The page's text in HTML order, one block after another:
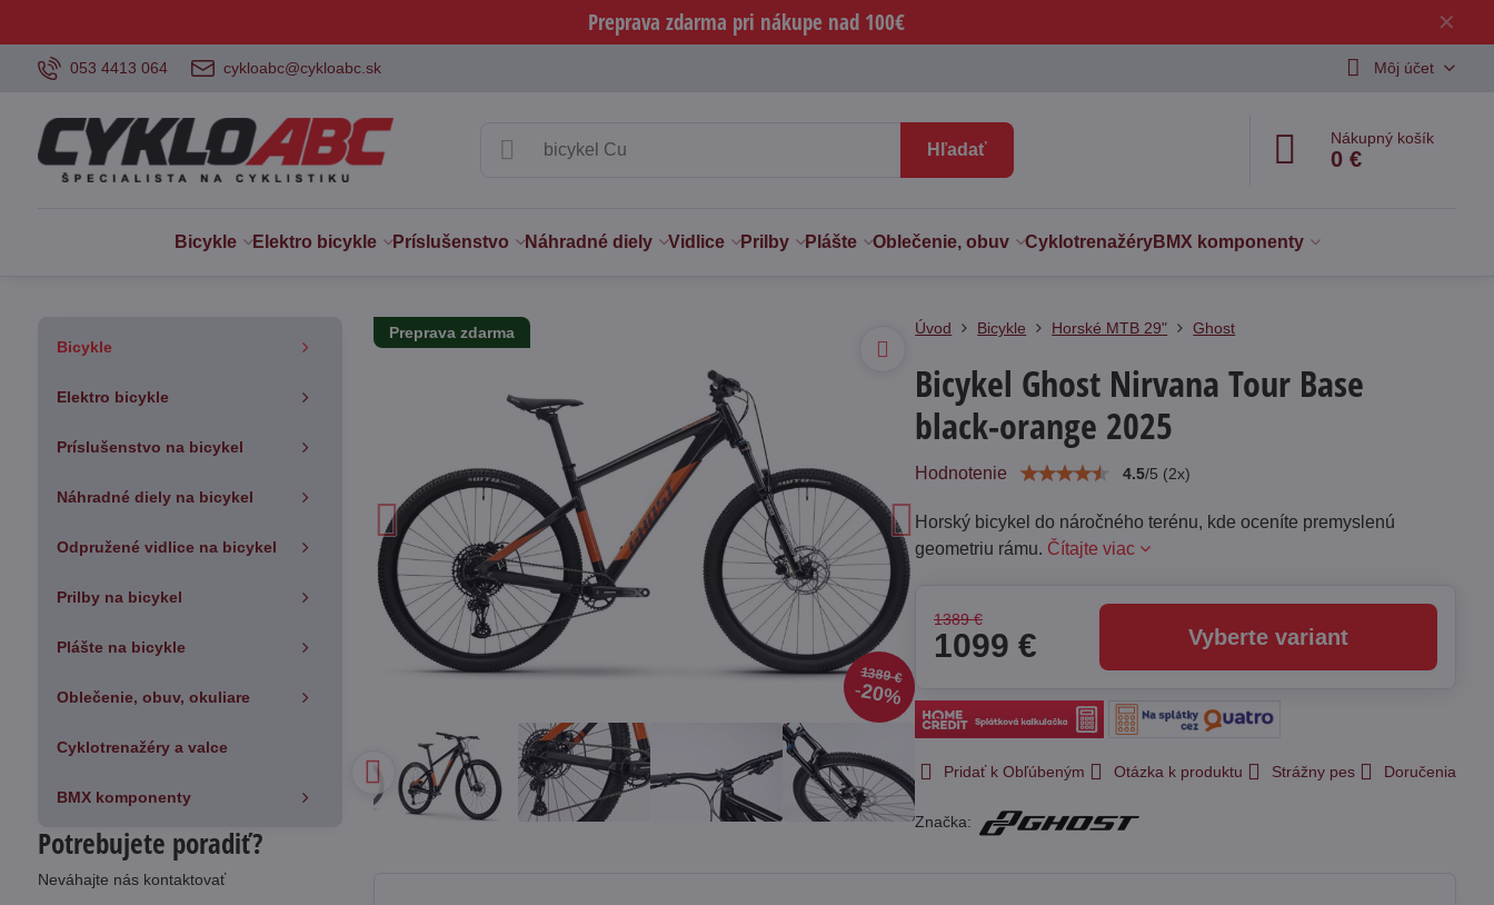
✕
Preprava zdarma pri nákupe nad 100€
053 4413 064 cykloabc@cykloabc.sk Môj účet
Hľadať
Nákupný košík
0 €
Bicykle Elektro bicykle Príslušenstvo Náhradné diely Vidlice Prilby Plášte Oblečenie, obuv CyklotrenažéryBMX komponenty
Preprava zdarma
1389 €
20%
Úvod Bicykle Horské MTB 29" Ghost
Bicykel Ghost Nirvana Tour Base
black-orange 2025
Hodnotenie 4.5/5 (2x)
Horský bicykel do náročného terénu, kde oceníte premyslenú
geometriu rámu. Čítajte viac
1389 €
1099 € Vyberte variant
Pridať k Obľúbeným Otázka k produktu Strážny pes Doručenia
Značka:
Bicykle
Elektro bicykle
Príslušenstvo na bicykel
Náhradné diely na bicykel
Odpružené vidlice na bicykel
Prilby na bicykel
Plášte na bicykle
Oblečenie, obuv, okuliare
Cyklotrenažéry a valce
BMX komponenty
Potrebujete poradiť?
Neváhajte nás kontaktovať